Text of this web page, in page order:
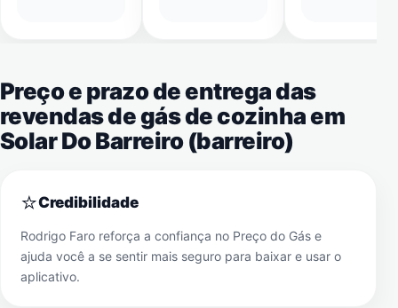
Preço e prazo de entrega das
revendas de gás de cozinha em
Solar Do Barreiro (barreiro)
⭐Credibilidade
Rodrigo Faro reforça a confiança no Preço do Gás e
ajuda você a se sentir mais seguro para baixar e usar o
aplicativo.